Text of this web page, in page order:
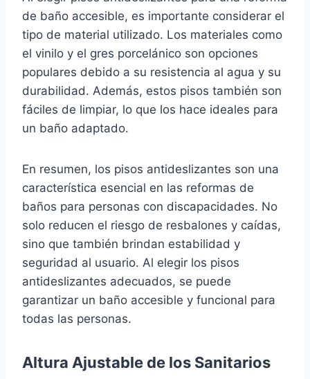
de baño accesible, es importante considerar el
tipo de material utilizado. Los materiales como
el vinilo y el gres porcelánico son opciones
populares debido a su resistencia al agua y su
durabilidad. Además, estos pisos también son
fáciles de limpiar, lo que los hace ideales para
un baño adaptado.
En resumen, los pisos antideslizantes son una
característica esencial en las reformas de
baños para personas con discapacidades. No
solo reducen el riesgo de resbalones y caídas,
sino que también brindan estabilidad y
seguridad al usuario. Al elegir los pisos
antideslizantes adecuados, se puede
garantizar un baño accesible y funcional para
todas las personas.
Altura Ajustable de los Sanitarios